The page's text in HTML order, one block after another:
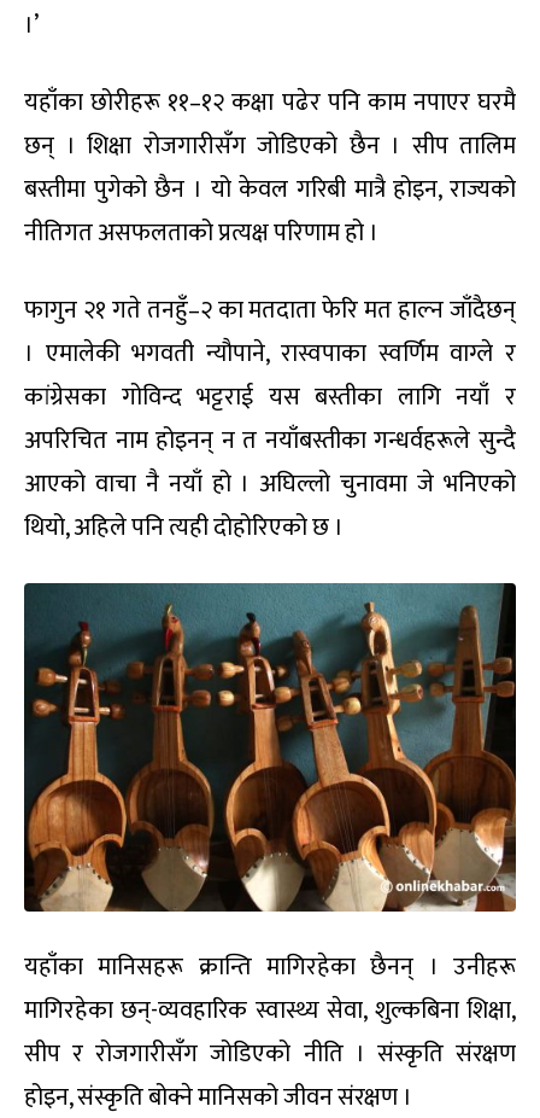
।’
यहाँका छोरीहरू ११–१२ कक्षा पढेर पनि काम नपाएर घरमै
छन् । शिक्षा रोजगारीसँग जोडिएको छैन । सीप तालिम
बस्तीमा पुगेको छैन । यो केवल गरिबी मात्रै होइन, राज्यको
नीतिगत असफलताको प्रत्यक्ष परिणाम हो ।
फागुन २१ गते तनहुँ–२ का मतदाता फेरि मत हाल्न जाँदैछन्
। एमालेकी भगवती न्यौपाने, रास्वपाका स्वर्णिम वाग्ले र
कांग्रेसका गोविन्द भट्टराई यस बस्तीका लागि नयाँ र
अपरिचित नाम होइनन् न त नयाँबस्तीका गन्धर्वहरूले सुन्दै
आएको वाचा नै नयाँ हो । अघिल्लो चुनावमा जे भनिएको
थियो, अहिले पनि त्यही दोहोरिएको छ ।
यहाँका मानिसहरू क्रान्ति मागिरहेका छैनन् । उनीहरू
मागिरहेका छन्-व्यवहारिक स्वास्थ्य सेवा, शुल्कबिना शिक्षा,
सीप र रोजगारीसँग जोडिएको नीति । संस्कृति संरक्षण
होइन, संस्कृति बोक्ने मानिसको जीवन संरक्षण ।